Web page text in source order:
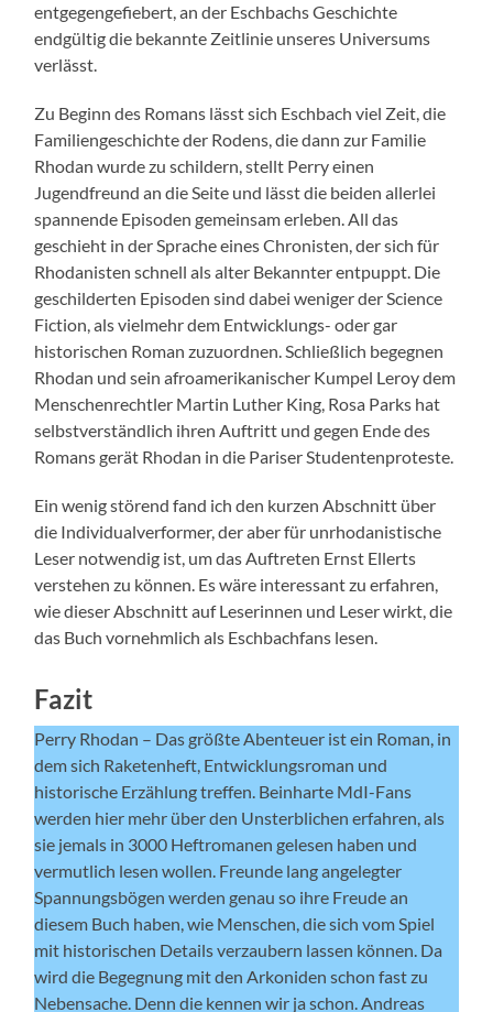
entgegengefiebert, an der Eschbachs Geschichte
endgültig die bekannte Zeitlinie unseres Universums
verlässt.
Zu Beginn des Romans lässt sich Eschbach viel Zeit, die
Familiengeschichte der Rodens, die dann zur Familie
Rhodan wurde zu schildern, stellt Perry einen
Jugendfreund an die Seite und lässt die beiden allerlei
spannende Episoden gemeinsam erleben. All das
geschieht in der Sprache eines Chronisten, der sich für
Rhodanisten schnell als alter Bekannter entpuppt. Die
geschilderten Episoden sind dabei weniger der Science
Fiction, als vielmehr dem Entwicklungs- oder gar
historischen Roman zuzuordnen. Schließlich begegnen
Rhodan und sein afroamerikanischer Kumpel Leroy dem
Menschenrechtler Martin Luther King, Rosa Parks hat
selbstverständlich ihren Auftritt und gegen Ende des
Romans gerät Rhodan in die Pariser Studentenproteste.
Ein wenig störend fand ich den kurzen Abschnitt über
die Individualverformer, der aber für unrhodanistische
Leser notwendig ist, um das Auftreten Ernst Ellerts
verstehen zu können. Es wäre interessant zu erfahren,
wie dieser Abschnitt auf Leserinnen und Leser wirkt, die
das Buch vornehmlich als Eschbachfans lesen.
Fazit
Perry Rhodan – Das größte Abenteuer ist ein Roman, in
dem sich Raketenheft, Entwicklungsroman und
historische Erzählung treffen. Beinharte MdI-Fans
werden hier mehr über den Unsterblichen erfahren, als
sie jemals in 3000 Heftromanen gelesen haben und
vermutlich lesen wollen. Freunde lang angelegter
Spannungsbögen werden genau so ihre Freude an
diesem Buch haben, wie Menschen, die sich vom Spiel
mit historischen Details verzaubern lassen können. Da
wird die Begegnung mit den Arkoniden schon fast zu
Nebensache. Denn die kennen wir ja schon. Andreas